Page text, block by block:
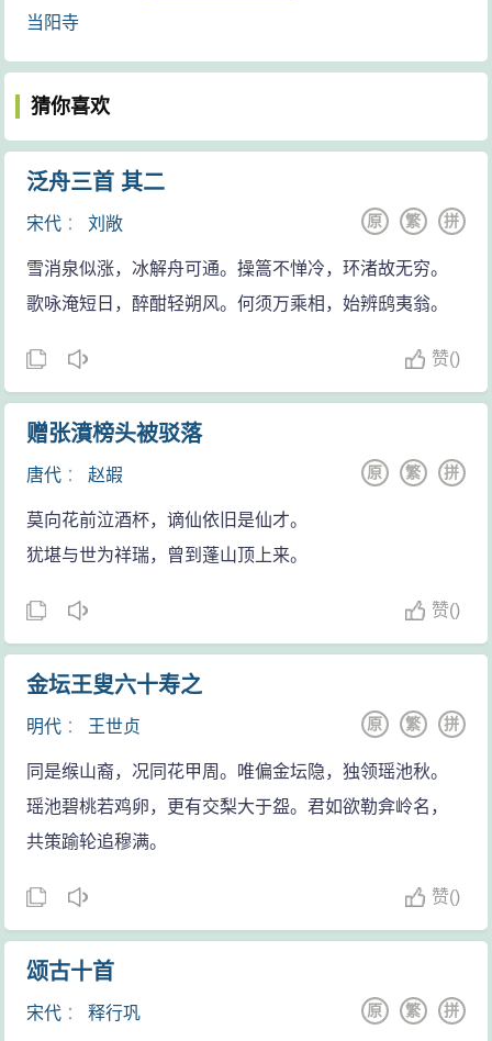
当阳寺
猜你喜欢
泛舟三首 其二
宋代 ：刘敞 拼
繁
原
雪消泉似涨，冰解舟可通。操篙不惮冷，环渚故无穷。
歌咏淹短日，醉酣轻朔风。何须万乘相，始辨鸱夷翁。
赞()
赠张濆榜头被驳落
唐代 ：赵嘏 拼
繁
原
莫向花前泣酒杯，谪仙依旧是仙才。
犹堪与世为祥瑞，曾到蓬山顶上来。
赞()
金坛王叟六十寿之
明代 ： 王世贞 拼
繁
原
同是缑山裔，况同花甲周。唯偏金坛隐，独领瑶池秋。
瑶池碧桃若鸡卵，更有交梨大于盌。君如欲勒弇岭名，
共策踰轮追穆满。
赞()
颂古十首
宋代 ：释行巩 拼
繁
原